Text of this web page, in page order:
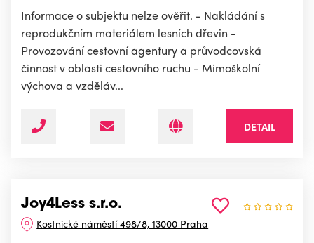
Informace o subjektu nelze ověřit. - Nakládání s
reprodukčním materiálem lesních dřevin -
Provozování cestovní agentury a průvodcovská
činnost v oblasti cestovního ruchu - Mimoškolní
výchova a vzděláv...
DETAIL
Joy4Less s.r.o.
Kostnické náměstí 498/8, 13000 Praha